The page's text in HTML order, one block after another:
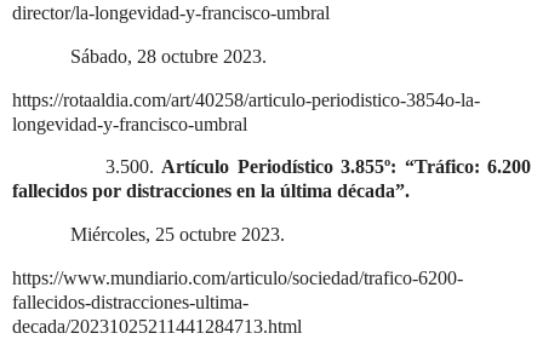
director/la-longevidad-y-francisco-umbral
Sábado, 28 octubre 2023.
https://rotaaldia.com/art/40258/articulo-periodistico-3854o-la-
longevidad-y-francisco-umbral
3.500.Artículo Periodístico 3.855º: “Tráfico: 6.200
fallecidos por distracciones en la última década”.
Miércoles, 25 octubre 2023.
https://www.mundiario.com/articulo/sociedad/trafico-6200-
fallecidos-distracciones-ultima-
decada/20231025211441284713.html